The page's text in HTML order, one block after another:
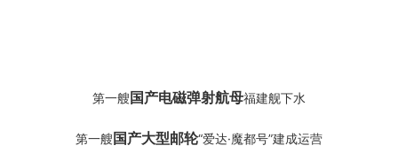
第一艘 国产电磁弹射航母福建舰下水
第一艘 国产大型邮轮“爱达·魔都号”建成运营